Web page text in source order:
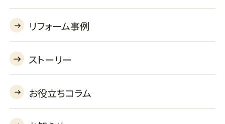
収納オプション 機器オプションを見る
あんしん保証
リフォームショールーム
リフォーム事例
ストーリー
お役立ちコラム